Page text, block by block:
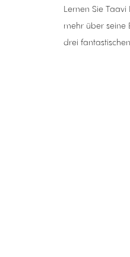
Lernen Sie
mehr über seine
drei